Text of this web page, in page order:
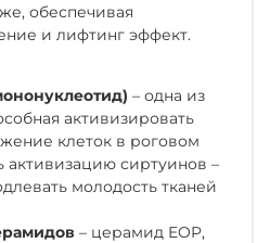
обеспечивая
и лифтинг эффект.
– одна из
активизировать
клеток в роговом
активизацию сиртуинов –
молодость тканей
– церамид EOP,